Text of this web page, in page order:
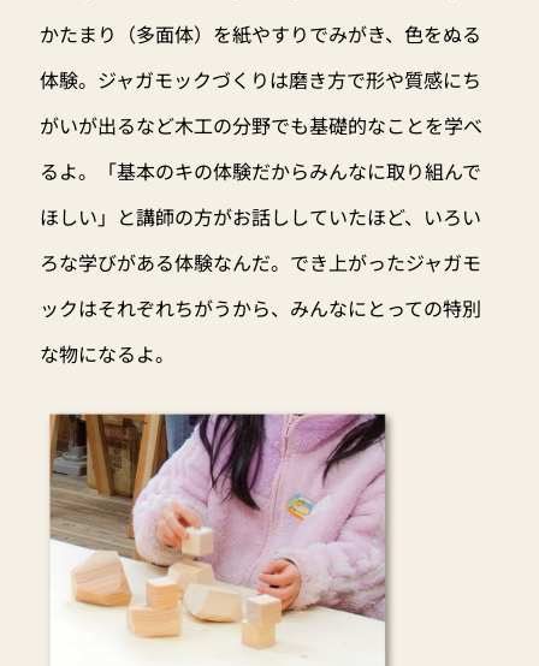
かたまり（多面体）を紙やすりでみがき、色をぬる
体験。ジャガモックづくりは磨き方で形や質感にち
がいが出るなど木工の分野でも基礎的なことを学べ
るよ。「基本のキの体験だからみんなに取り組んで
ほしい」と講師の方がお話ししていたほど、いろい
ろな学びがある体験なんだ。でき上がったジャガモ
ックはそれぞれちがうから、みんなにとっての特別
な物になるよ。